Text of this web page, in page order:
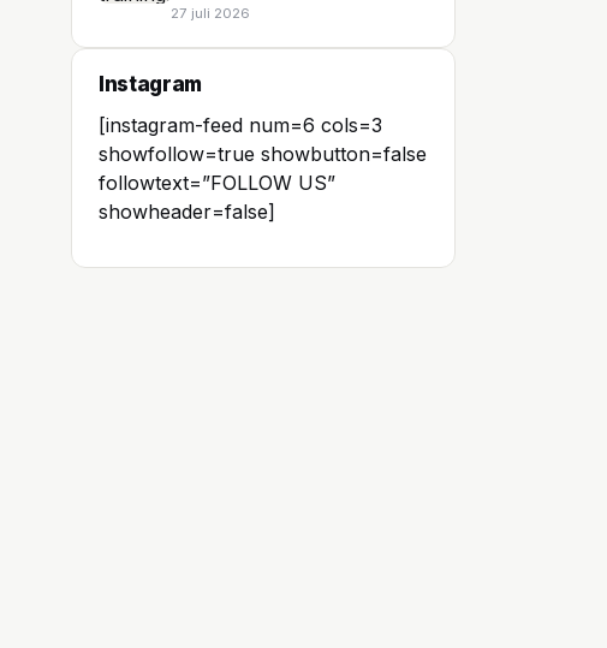
27 juli 2026
Instagram
[instagram-feed num=6 cols=3
showfollow=true showbutton=false
followtext=”FOLLOW US”
showheader=false]